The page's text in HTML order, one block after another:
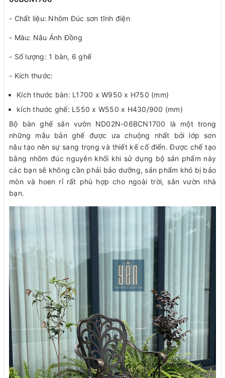
- Chất liệu: Nhôm Đúc sơn tĩnh điện
- Màu: Nâu Ánh Đồng
- Số lượng: 1 bàn, 6 ghế
- Kích thước:
Kích thước bàn: L1700 x W950 x H750 (mm)
kích thước ghế: L550 x W550 x H430/900 (mm)
Bộ bàn ghế sân vườn ND02N-06BCN1700 là một trong
những mẫu bản ghế được ưa chuộng nhất bởi lớp sơn
nâu tạo nên sự sang trọng và thiết kế cổ điển. Được chế tạo
bằng nhôm đúc nguyên khối khi sử dụng bộ sản phẩm này
các bạn sẽ không cần phải bảo dưỡng, sản phẩm khó bị bảo
mòn và hoen rỉ rất phù hợp cho ngoài trời, sân vườn nhà
bạn.